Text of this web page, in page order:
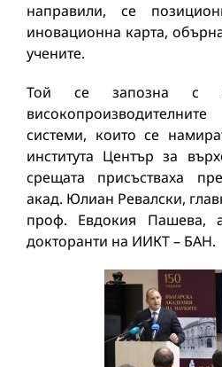
направили, се
иновационна карта,
учените.
Той се запозна с
системи, които се
института Център за
срещата присъстваха
акад. Юлиан Ревалски,
проф. Евдокия Пашева,
докторанти на ИИКТ – БАН.